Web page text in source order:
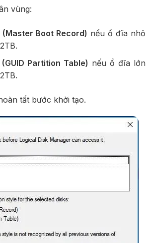
vùng:
(Master Boot Record) nếu ổ đĩa nhỏ
(GUID Partition Table) nếu ổ đĩa lớn
tất bước khởi tạo.